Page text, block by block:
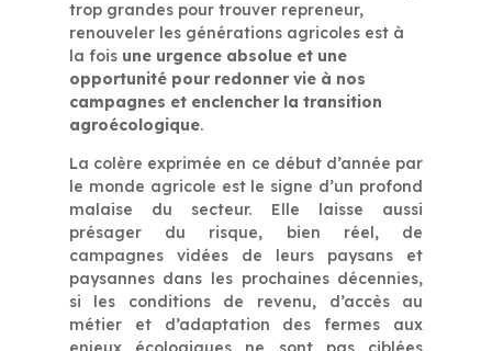
trop grandes pour trouver repreneur,
renouveler les générations agricoles est à
la fois une urgence absolue et une
opportunité pour redonner vie à nos
campagnes et enclencher la transition
agroécologique.
La colère exprimée en ce début d’année par
le monde agricole est le signe d’un profond
malaise du secteur. Elle laisse aussi
présager du risque, bien réel, de
campagnes vidées de leurs paysans et
paysannes dans les prochaines décennies,
si les conditions de revenu, d’accès au
métier et d’adaptation des fermes aux